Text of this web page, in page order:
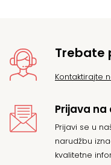
Trebate
Kontaktirajte
Prijava
Prijavi se u
narudžbu
kvalitetne